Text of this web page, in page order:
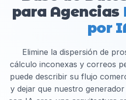
para Agencias
por
Elimine la dispersión de
cálculo inconexas y correos
puede describir su flujo
y dejar que nuestro